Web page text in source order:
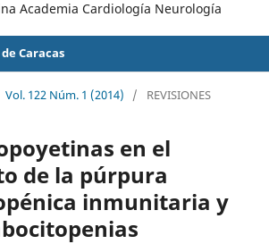
Academia Cardiología Neurología
Caracas
Vol. 122 Núm. 1 (2014) / REVISIONES
en el
de la púrpura
inmunitaria y